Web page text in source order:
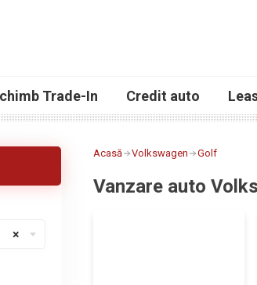
Trade-In Credit auto
×
Acasă Volkswagen Golf
Vanzare auto